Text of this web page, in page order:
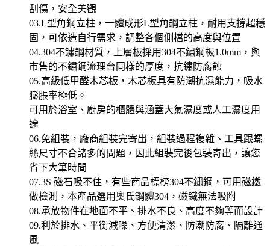
刮傷，安全美觀
03.L型角鋼立柱，一體成形L型角鋼立柱，耐用支撐超穩
固，可依造自行需求，調整各個側檔的高度與位置
04.304不鏽鋼材質，上層板採用304不鏽鋼板1.0mm，與
市售的不鏽鋼流理台同樣的厚度，抗鏽防腐蝕
05.高級低甲醛木芯板，木芯板具有防潮抗濕能力，吸水
膨脹率極低。
可用於浴室、廚房的櫃體與涵蓋大氣濕度或人工濕度用
途
06.免組裝，廠商組裝完寄出，組裝過程複雜、工具跟螺
絲尺寸不合諸多的問題，因此組裝完後包裝寄出，讓您
省下大筆時間
07.3S 磁石吸不住，有些商品標榜304不鏽鋼，可用磁鐵
做檢測，本產品選用奧氏鋼體304，磁鐵無法吸附
08.承放物件在地面不平、排水不良、高度不夠等而設計
09.利於排水、平衡減噪、方便清潔、防潮防腐、隔離通
風